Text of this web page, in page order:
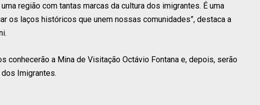
região com tantas marcas da cultura dos imigrantes. É uma
os laços históricos que unem nossas comunidades”, destaca a
conhecerão a Mina de Visitação Octávio Fontana e, depois, serão
Imigrantes.